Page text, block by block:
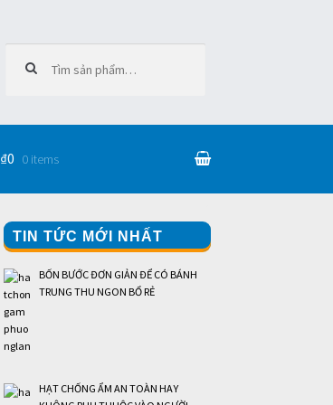
₫0 0 items
TIN TỨC MỚI NHẤT
BỐN BƯỚC ĐƠN GIẢN ĐỂ CÓ BÁNH
TRUNG THU NGON BỔ RẺ
HẠT CHỐNG ẨM AN TOÀN HAY